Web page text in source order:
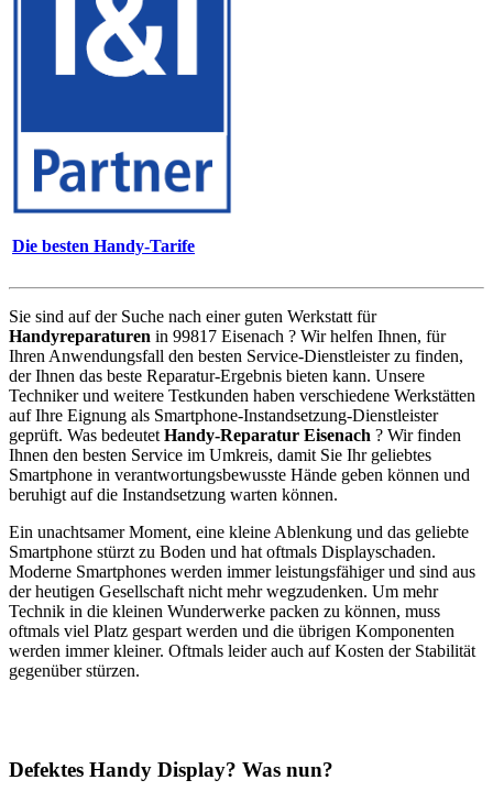
Die besten Handy-Tarife
Sie sind auf der Suche nach einer guten Werkstatt für
Handyreparaturen in 99817 Eisenach ? Wir helfen Ihnen, für
Ihren Anwendungsfall den besten Service-Dienstleister zu finden,
der Ihnen das beste Reparatur-Ergebnis bieten kann. Unsere
Techniker und weitere Testkunden haben verschiedene Werkstätten
auf Ihre Eignung als Smartphone-Instandsetzung-Dienstleister
geprüft. Was bedeutet Handy-Reparatur Eisenach ? Wir finden
Ihnen den besten Service im Umkreis, damit Sie Ihr geliebtes
Smartphone in verantwortungsbewusste Hände geben können und
beruhigt auf die Instandsetzung warten können.
Ein unachtsamer Moment, eine kleine Ablenkung und das geliebte
Smartphone stürzt zu Boden und hat oftmals Displayschaden.
Moderne Smartphones werden immer leistungsfähiger und sind aus
der heutigen Gesellschaft nicht mehr wegzudenken. Um mehr
Technik in die kleinen Wunderwerke packen zu können, muss
oftmals viel Platz gespart werden und die übrigen Komponenten
werden immer kleiner. Oftmals leider auch auf Kosten der Stabilität
gegenüber stürzen.
Defektes Handy Display? Was nun?